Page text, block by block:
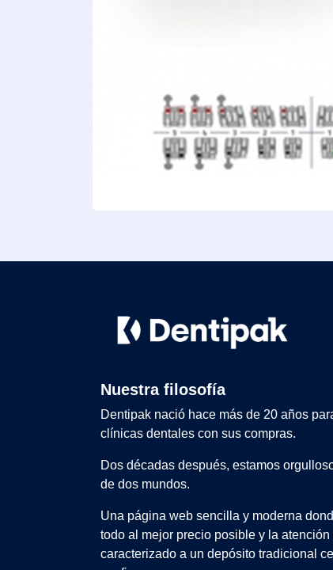
Nuestra filosofía
Dentipak nació hace más de 20 años
clínicas dentales con sus compras.
Dos décadas después, estamos
de dos mundos.
Una página web sencilla y moderna
todo al mejor precio posible y la atención
caracterizado a un depósito tradicional